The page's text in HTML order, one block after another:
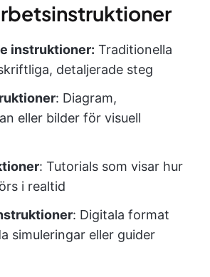
instruktioner: Traditionella
detaljerade steg
: Diagram,
eller bilder för visuell
: Tutorials som visar hur
i realtid
: Digitala format
simuleringar eller guider